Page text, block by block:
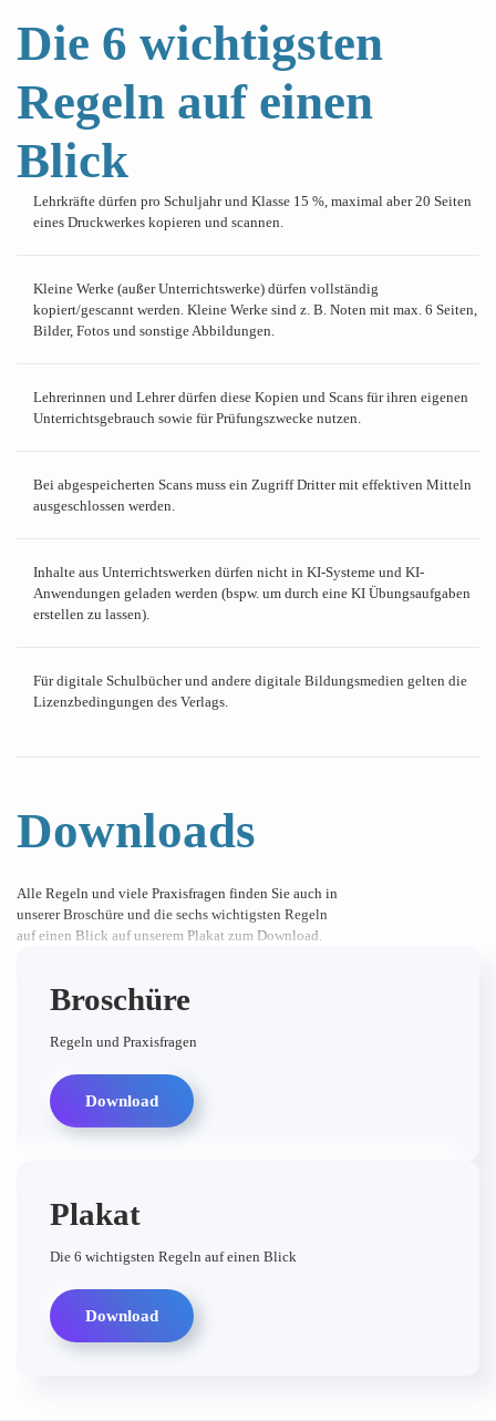
Die 6 wichtigsten
Regeln auf einen
Blick
Lehrkräfte dürfen pro Schuljahr und Klasse 15 %, maximal aber 20 Seiten
eines Druckwerkes kopieren und scannen.
Kleine Werke (außer Unterrichtswerke) dürfen vollständig
kopiert/gescannt werden. Kleine Werke sind z. B. Noten mit max. 6 Seiten,
Bilder, Fotos und sonstige Abbildungen.
Lehrerinnen und Lehrer dürfen diese Kopien und Scans für ihren eigenen
Unterrichtsgebrauch sowie für Prüfungszwecke nutzen.
Bei abgespeicherten Scans muss ein Zugriff Dritter mit effektiven Mitteln
ausgeschlossen werden.
Inhalte aus Unterrichtswerken dürfen nicht in KI-Systeme und KI-
Anwendungen geladen werden (bspw. um durch eine KI Übungsaufgaben
erstellen zu lassen).
Für digitale Schulbücher und andere digitale Bildungsmedien gelten die
Lizenzbedingungen des Verlags.
Downloads
Alle Regeln und viele Praxisfragen finden Sie auch in
unserer Broschüre und die sechs wichtigsten Regeln
auf einen Blick auf unserem Plakat zum Download.
Broschüre
Regeln und Praxisfragen
Download
Plakat
Die 6 wichtigsten Regeln auf einen Blick
Download